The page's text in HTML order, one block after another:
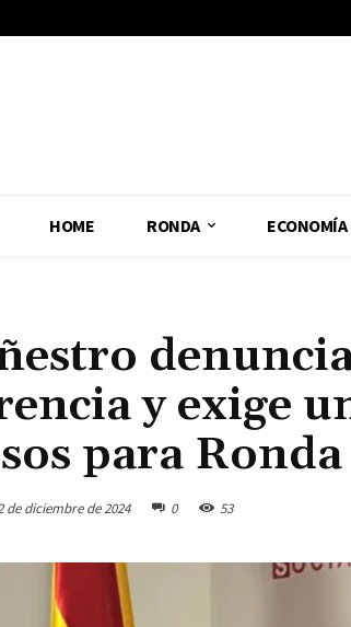
HOME RONDA ECONOMÍA
y exige
para Ronda
de diciembre de 2024 0 53